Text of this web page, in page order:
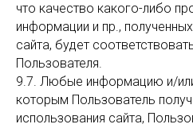
что качество какого-либо
информации и пр.,
сайта, будет
Пользователя.
9.7. Любые информацию и/
которым Пользователь
использования сайта,